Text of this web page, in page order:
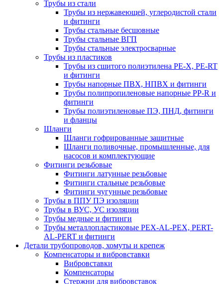
Трубы из стали
Трубы из нержавеющей, углеродистой стали
и фитинги
Трубы стальные бесшовные
Трубы стальные ВГП
Трубы стальные электросварные
Трубы из пластиков
Трубы из сшитого полиэтилена PE-X, PE-RT
и фитинги
Трубы напорные ПВХ, НПВХ и фитинги
Трубы полипропиленовые напорные PP-R и
фитинги
Трубы полиэтиленовые ПЭ, ПНД, фитинги
и фланцы
Шланги
Шланги гофрированные защитные
Шланги поливочные, промышленные, для
насосов и комплектующие
Фитинги резьбовые
Фитинги латунные резьбовые
Фитинги стальные резьбовые
Фитинги чугунные резьбовые
Трубы в ППУ ПЭ изоляции
Трубы в ВУС, УС изоляции
Трубы медные и фитинги
Трубы металлопластиковые PEX-AL-PEX, PERT-
AL-PERT и фитинги
Детали трубопроводов, хомуты и крепеж
Компенсаторы и вибровставки
Вибровставки
Компенсаторы
Стержни для вибровставок